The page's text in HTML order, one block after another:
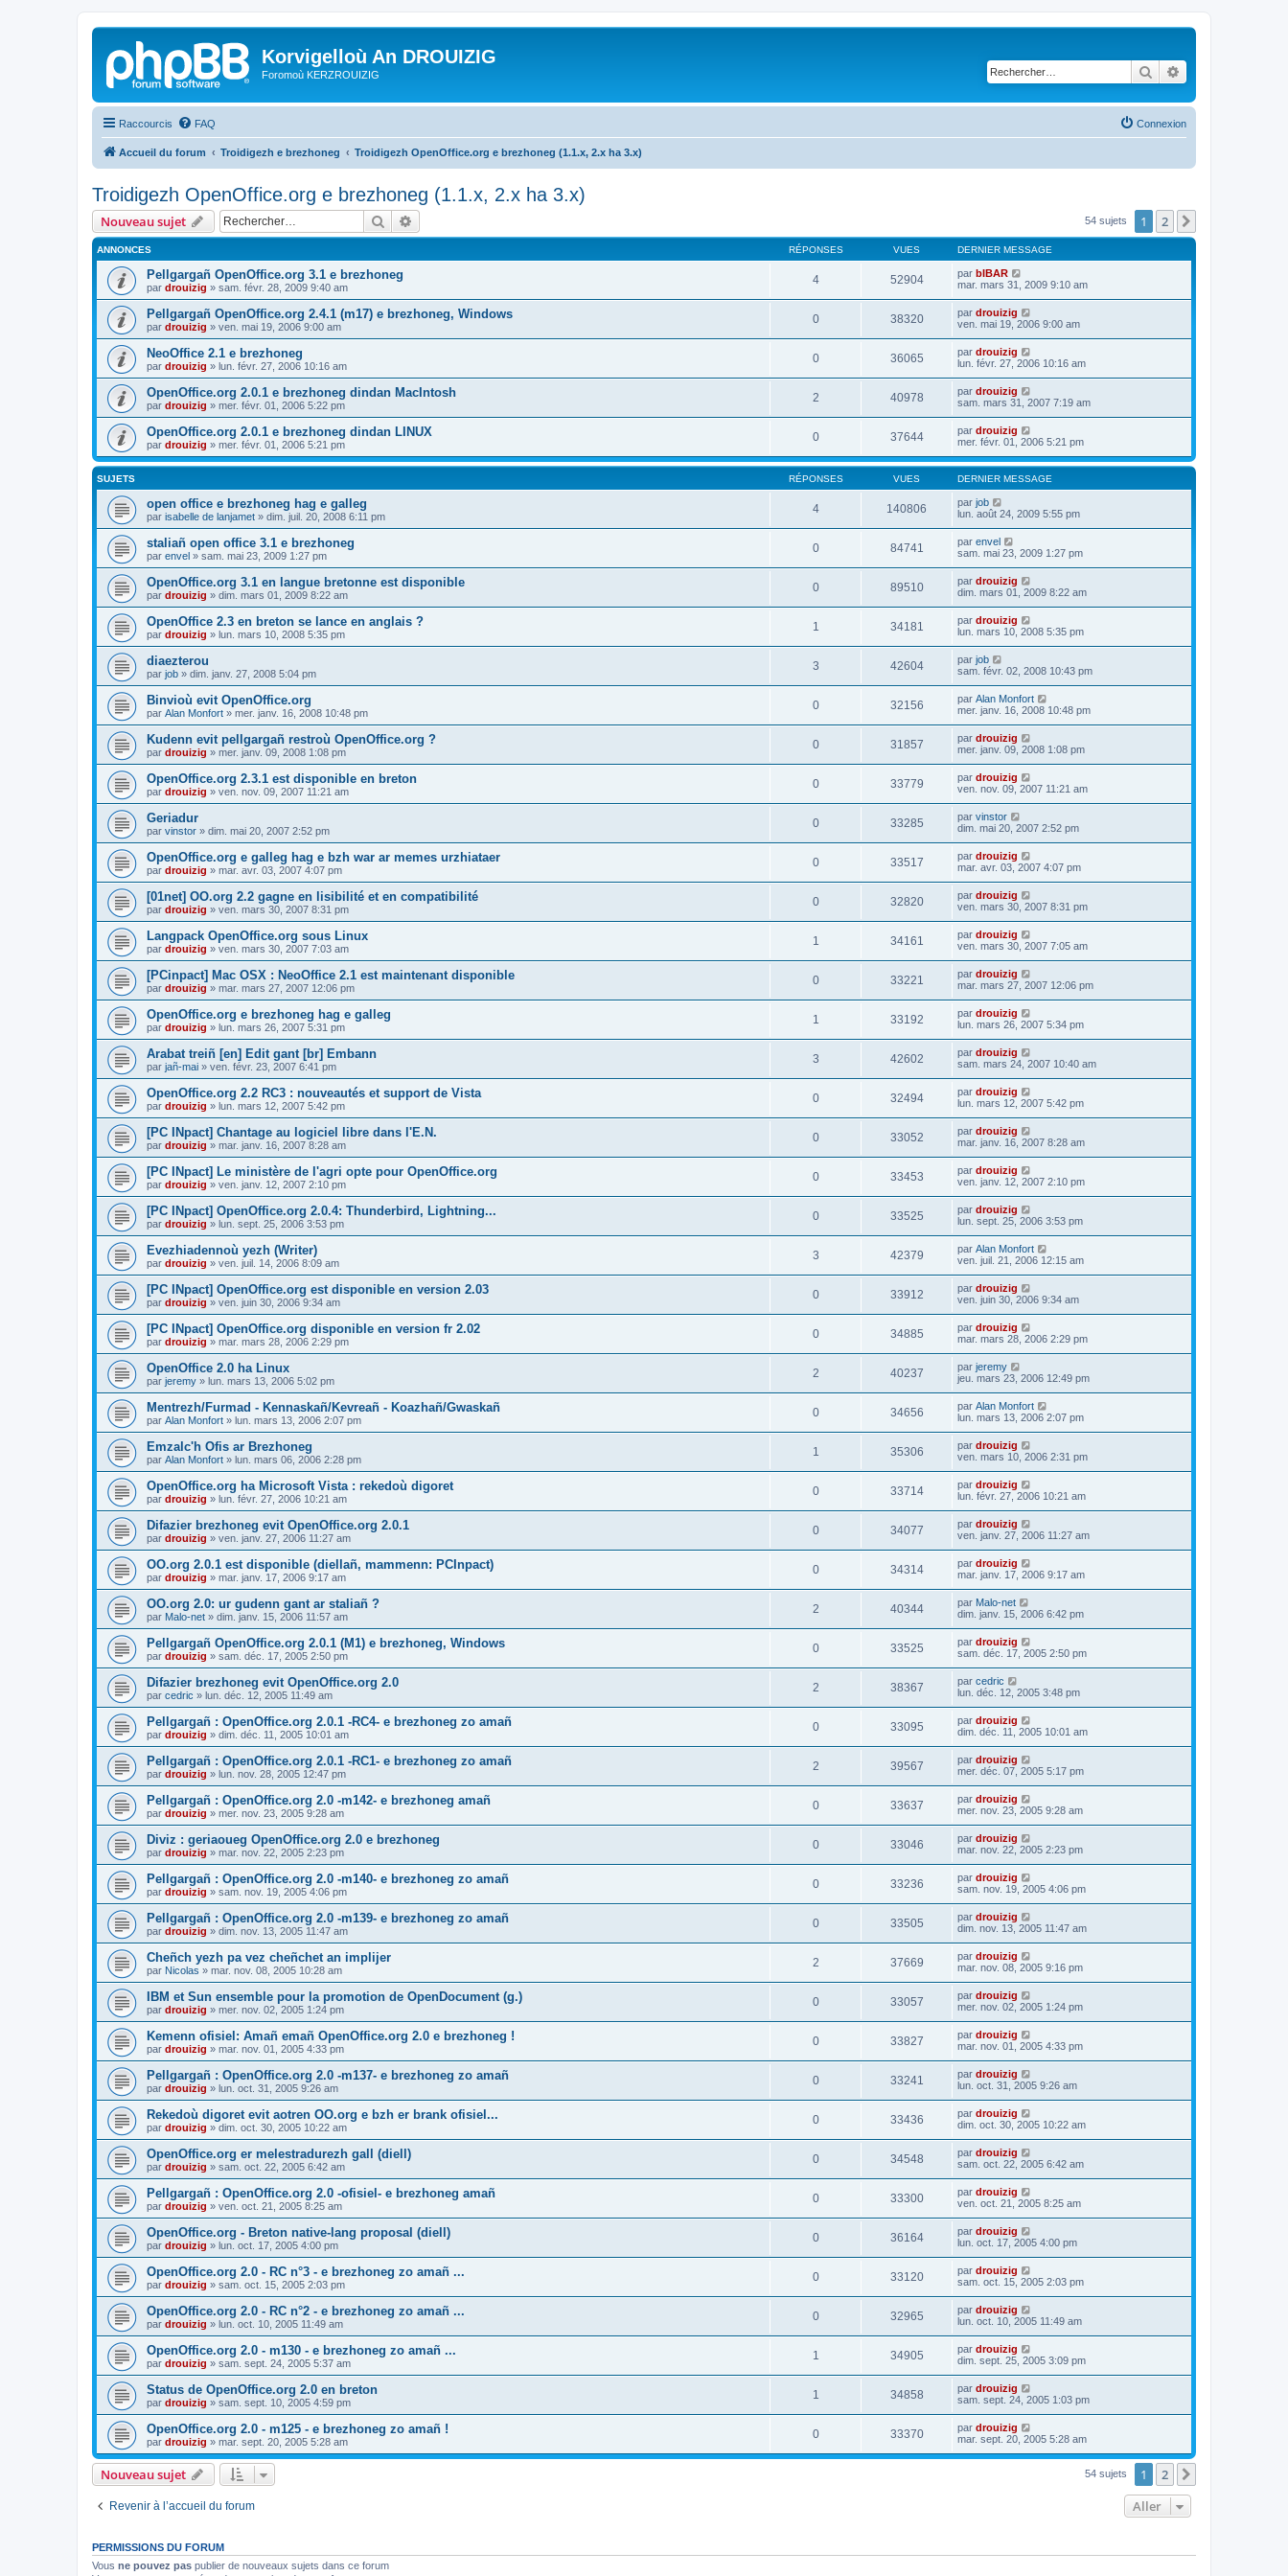
Korvigelloù An DROUIZIG
Foromoù KERZROUIZIG Rechercher
Raccourcis FAQ Connexion
Accueil du forum Troidigezh e brezhoneg Troidigezh OpenOffice.org e brezhoneg (1.1.x, 2.x ha 3.x)
Troidigezh OpenOffice.org e brezhoneg (1.1.x, 2.x ha 3.x)
Nouveau sujet Rechercher 54 sujets 1 2
ANNONCES RÉPONSES VUES DERNIER MESSAGE
Pellgargañ OpenOffice.org 3.1 e brezhoneg
par drouizig » sam. févr. 28, 2009 9:40 am
4 52904 par bIBAR
mar. mars 31, 2009 9:10 am
Pellgargañ OpenOffice.org 2.4.1 (m17) e brezhoneg, Windows
par drouizig » ven. mai 19, 2006 9:00 am
0 38320 par drouizig
ven. mai 19, 2006 9:00 am
NeoOffice 2.1 e brezhoneg
par drouizig » lun. févr. 27, 2006 10:16 am
0 36065 par drouizig
lun. févr. 27, 2006 10:16 am
OpenOffice.org 2.0.1 e brezhoneg dindan MacIntosh
par drouizig » mer. févr. 01, 2006 5:22 pm
2 40978 par drouizig
sam. mars 31, 2007 7:19 am
OpenOffice.org 2.0.1 e brezhoneg dindan LINUX
par drouizig » mer. févr. 01, 2006 5:21 pm
0 37644 par drouizig
mer. févr. 01, 2006 5:21 pm
SUJETS RÉPONSES VUES DERNIER MESSAGE
open office e brezhoneg hag e galleg
par isabelle de lanjamet » dim. juil. 20, 2008 6:11 pm
4 140806 par job
lun. août 24, 2009 5:55 pm
staliañ open office 3.1 e brezhoneg
par envel » sam. mai 23, 2009 1:27 pm
0 84741 par envel
sam. mai 23, 2009 1:27 pm
OpenOffice.org 3.1 en langue bretonne est disponible
par drouizig » dim. mars 01, 2009 8:22 am
0 89510 par drouizig
dim. mars 01, 2009 8:22 am
OpenOffice 2.3 en breton se lance en anglais ?
par drouizig » lun. mars 10, 2008 5:35 pm
1 34181 par drouizig
lun. mars 10, 2008 5:35 pm
diaezterou
par job » dim. janv. 27, 2008 5:04 pm
3 42604 par job
sam. févr. 02, 2008 10:43 pm
Binvioù evit OpenOffice.org
par Alan Monfort » mer. janv. 16, 2008 10:48 pm
0 32156 par Alan Monfort
mer. janv. 16, 2008 10:48 pm
Kudenn evit pellgargañ restroù OpenOffice.org ?
par drouizig » mer. janv. 09, 2008 1:08 pm
0 31857 par drouizig
mer. janv. 09, 2008 1:08 pm
OpenOffice.org 2.3.1 est disponible en breton
par drouizig » ven. nov. 09, 2007 11:21 am
0 33779 par drouizig
ven. nov. 09, 2007 11:21 am
Geriadur
par vinstor » dim. mai 20, 2007 2:52 pm
0 33285 par vinstor
dim. mai 20, 2007 2:52 pm
OpenOffice.org e galleg hag e bzh war ar memes urzhiataer
par drouizig » mar. avr. 03, 2007 4:07 pm
0 33517 par drouizig
mar. avr. 03, 2007 4:07 pm
[01net] OO.org 2.2 gagne en lisibilité et en compatibilité
par drouizig » ven. mars 30, 2007 8:31 pm
0 32820 par drouizig
ven. mars 30, 2007 8:31 pm
Langpack OpenOffice.org sous Linux
par drouizig » ven. mars 30, 2007 7:03 am
1 34161 par drouizig
ven. mars 30, 2007 7:05 am
[PCinpact] Mac OSX : NeoOffice 2.1 est maintenant disponible
par drouizig » mar. mars 27, 2007 12:06 pm
0 33221 par drouizig
mar. mars 27, 2007 12:06 pm
OpenOffice.org e brezhoneg hag e galleg
par drouizig » lun. mars 26, 2007 5:31 pm
1 33192 par drouizig
lun. mars 26, 2007 5:34 pm
Arabat treiñ [en] Edit gant [br] Embann
par jañ-mai » ven. févr. 23, 2007 6:41 pm
3 42602 par drouizig
sam. mars 24, 2007 10:40 am
OpenOffice.org 2.2 RC3 : nouveautés et support de Vista
par drouizig » lun. mars 12, 2007 5:42 pm
0 32494 par drouizig
lun. mars 12, 2007 5:42 pm
[PC INpact] Chantage au logiciel libre dans l'E.N.
par drouizig » mar. janv. 16, 2007 8:28 am
0 33052 par drouizig
mar. janv. 16, 2007 8:28 am
[PC INpact] Le ministère de l'agri opte pour OpenOffice.org
par drouizig » ven. janv. 12, 2007 2:10 pm
0 33453 par drouizig
ven. janv. 12, 2007 2:10 pm
[PC INpact] OpenOffice.org 2.0.4: Thunderbird, Lightning...
par drouizig » lun. sept. 25, 2006 3:53 pm
0 33525 par drouizig
lun. sept. 25, 2006 3:53 pm
Evezhiadennoù yezh (Writer)
par drouizig » ven. juil. 14, 2006 8:09 am
3 42379 par Alan Monfort
ven. juil. 21, 2006 12:15 am
[PC INpact] OpenOffice.org est disponible en version 2.03
par drouizig » ven. juin 30, 2006 9:34 am
0 33912 par drouizig
ven. juin 30, 2006 9:34 am
[PC INpact] OpenOffice.org disponible en version fr 2.02
par drouizig » mar. mars 28, 2006 2:29 pm
0 34885 par drouizig
mar. mars 28, 2006 2:29 pm
OpenOffice 2.0 ha Linux
par jeremy » lun. mars 13, 2006 5:02 pm
2 40237 par jeremy
jeu. mars 23, 2006 12:49 pm
Mentrezh/Furmad - Kennaskañ/Kevreañ - Koazhañ/Gwaskañ
par Alan Monfort » lun. mars 13, 2006 2:07 pm
0 34656 par Alan Monfort
lun. mars 13, 2006 2:07 pm
Emzalc'h Ofis ar Brezhoneg
par Alan Monfort » lun. mars 06, 2006 2:28 pm
1 35306 par drouizig
ven. mars 10, 2006 2:31 pm
OpenOffice.org ha Microsoft Vista : rekedoù digoret
par drouizig » lun. févr. 27, 2006 10:21 am
0 33714 par drouizig
lun. févr. 27, 2006 10:21 am
Difazier brezhoneg evit OpenOffice.org 2.0.1
par drouizig » ven. janv. 27, 2006 11:27 am
0 34077 par drouizig
ven. janv. 27, 2006 11:27 am
OO.org 2.0.1 est disponible (diellañ, mammenn: PCInpact)
par drouizig » mar. janv. 17, 2006 9:17 am
0 34314 par drouizig
mar. janv. 17, 2006 9:17 am
OO.org 2.0: ur gudenn gant ar staliañ ?
par Malo-net » dim. janv. 15, 2006 11:57 am
2 40344 par Malo-net
dim. janv. 15, 2006 6:42 pm
Pellgargañ OpenOffice.org 2.0.1 (M1) e brezhoneg, Windows
par drouizig » sam. déc. 17, 2005 2:50 pm
0 33525 par drouizig
sam. déc. 17, 2005 2:50 pm
Difazier brezhoneg evit OpenOffice.org 2.0
par cedric » lun. déc. 12, 2005 11:49 am
2 38367 par cedric
lun. déc. 12, 2005 3:48 pm
Pellgargañ : OpenOffice.org 2.0.1 -RC4- e brezhoneg zo amañ
par drouizig » dim. déc. 11, 2005 10:01 am
0 33095 par drouizig
dim. déc. 11, 2005 10:01 am
Pellgargañ : OpenOffice.org 2.0.1 -RC1- e brezhoneg zo amañ
par drouizig » lun. nov. 28, 2005 12:47 pm
2 39567 par drouizig
mer. déc. 07, 2005 5:17 pm
Pellgargañ : OpenOffice.org 2.0 -m142- e brezhoneg amañ
par drouizig » mer. nov. 23, 2005 9:28 am
0 33637 par drouizig
mer. nov. 23, 2005 9:28 am
Diviz : geriaoueg OpenOffice.org 2.0 e brezhoneg
par drouizig » mar. nov. 22, 2005 2:23 pm
0 33046 par drouizig
mar. nov. 22, 2005 2:23 pm
Pellgargañ : OpenOffice.org 2.0 -m140- e brezhoneg zo amañ
par drouizig » sam. nov. 19, 2005 4:06 pm
0 33236 par drouizig
sam. nov. 19, 2005 4:06 pm
Pellgargañ : OpenOffice.org 2.0 -m139- e brezhoneg zo amañ
par drouizig » dim. nov. 13, 2005 11:47 am
0 33505 par drouizig
dim. nov. 13, 2005 11:47 am
Cheñch yezh pa vez cheñchet an implijer
par Nicolas » mar. nov. 08, 2005 10:28 am
2 37669 par drouizig
mar. nov. 08, 2005 9:16 pm
IBM et Sun ensemble pour la promotion de OpenDocument (g.)
par drouizig » mer. nov. 02, 2005 1:24 pm
0 33057 par drouizig
mer. nov. 02, 2005 1:24 pm
Kemenn ofisiel: Amañ emañ OpenOffice.org 2.0 e brezhoneg !
par drouizig » mar. nov. 01, 2005 4:33 pm
0 33827 par drouizig
mar. nov. 01, 2005 4:33 pm
Pellgargañ : OpenOffice.org 2.0 -m137- e brezhoneg zo amañ
par drouizig » lun. oct. 31, 2005 9:26 am
0 33241 par drouizig
lun. oct. 31, 2005 9:26 am
Rekedoù digoret evit aotren OO.org e bzh er brank ofisiel...
par drouizig » dim. oct. 30, 2005 10:22 am
0 33436 par drouizig
dim. oct. 30, 2005 10:22 am
OpenOffice.org er melestradurezh gall (diell)
par drouizig » sam. oct. 22, 2005 6:42 am
0 34548 par drouizig
sam. oct. 22, 2005 6:42 am
Pellgargañ : OpenOffice.org 2.0 -ofisiel- e brezhoneg amañ
par drouizig » ven. oct. 21, 2005 8:25 am
0 33300 par drouizig
ven. oct. 21, 2005 8:25 am
OpenOffice.org - Breton native-lang proposal (diell)
par drouizig » lun. oct. 17, 2005 4:00 pm
0 36164 par drouizig
lun. oct. 17, 2005 4:00 pm
OpenOffice.org 2.0 - RC n°3 - e brezhoneg zo amañ ...
par drouizig » sam. oct. 15, 2005 2:03 pm
0 33120 par drouizig
sam. oct. 15, 2005 2:03 pm
OpenOffice.org 2.0 - RC n°2 - e brezhoneg zo amañ ...
par drouizig » lun. oct. 10, 2005 11:49 am
0 32965 par drouizig
lun. oct. 10, 2005 11:49 am
OpenOffice.org 2.0 - m130 - e brezhoneg zo amañ ...
par drouizig » sam. sept. 24, 2005 5:37 am
1 34905 par drouizig
dim. sept. 25, 2005 3:09 pm
Status de OpenOffice.org 2.0 en breton
par drouizig » sam. sept. 10, 2005 4:59 pm
1 34858 par drouizig
sam. sept. 24, 2005 1:03 pm
OpenOffice.org 2.0 - m125 - e brezhoneg zo amañ !
par drouizig » mar. sept. 20, 2005 5:28 am
0 33370 par drouizig
mar. sept. 20, 2005 5:28 am
Nouveau sujet 54 sujets 1 2
Revenir à l’accueil du forum Aller
PERMISSIONS DU FORUM
Vous ne pouvez pas publier de nouveaux sujets dans ce forum